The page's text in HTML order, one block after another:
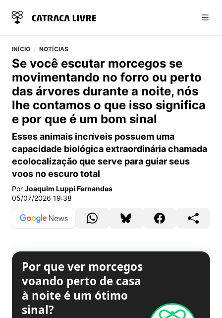
INÍCIO NOTÍCIAS
Se você escutar morcegos se
movimentando no forro ou perto
das árvores durante a noite, nós
lhe contamos o que isso significa
e por que é um bom sinal
Esses animais incríveis possuem uma
capacidade biológica extraordinária chamada
ecolocalização que serve para guiar seus
voos no escuro total
Por Joaquim Luppi Fernandes
05/07/2026 19:38
Por que ver morcegos
voando perto de casa
à noite é um ótimo
sinal?